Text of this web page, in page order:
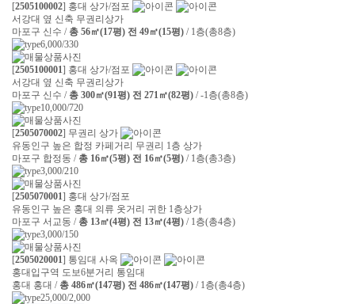
[2505100002] 홍대 상가/점포
서강대 옆 신축 무권리상가
마포구 신수 / 총 56㎡(17평) 전 49㎡(15평) / 1층(총8층)
6,000/330
[2505100001] 홍대 상가/점포
서강대 옆 신축 무권리상가
마포구 신수 / 총 300㎡(91평) 전 271㎡(82평) / -1층(총8층)
10,000/720
[2505070002] 무권리 상가
유동인구 높은 합정 카페거리 무권리 1층 상가
마포구 합정동 / 총 16㎡(5평) 전 16㎡(5평) / 1층(총3층)
3,000/210
[2505070001] 홍대 상가/점포
유동인구 높은 홍대 의류 옷거리 귀한 1층상가
마포구 서교동 / 총 13㎡(4평) 전 13㎡(4평) / 1층(총4층)
3,000/150
[2505020001] 통임대 사옥
홍대입구역 도보6분거리 통임대
홍대 홍대 / 총 486㎡(147평) 전 486㎡(147평) / 1층(총4층)
25,000/2,000